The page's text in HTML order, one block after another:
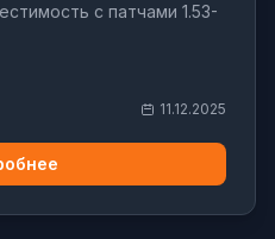
с патчами 1.53-
11.12.2025